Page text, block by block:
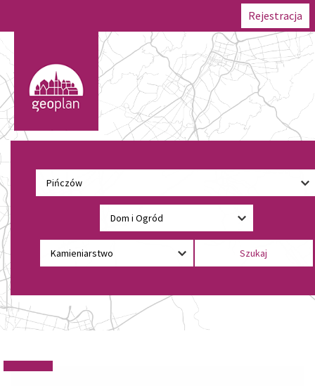
Rejestracja